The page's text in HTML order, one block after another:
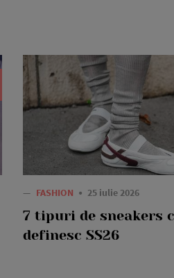
— FASHION 25 iulie 2026
7 tipuri de sneakers
definesc SS26